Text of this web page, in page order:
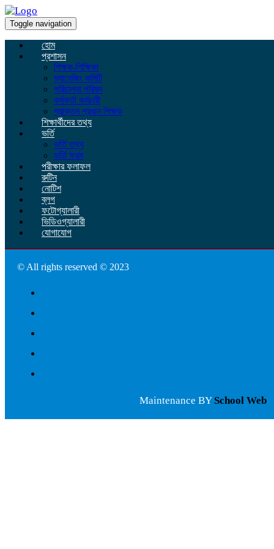
Toggle navigation
হোম
প্রশাসন
শিক্ষক-শিক্ষিকা
ম্যানেজিং কমিটি
পরিচালনা পরিষদ
কর্মকর্তা কর্মচারী
প্রাক্তন প্রধান শিক্ষক
শিক্ষার্থীদের তথ্য
ভর্তি
ভর্তি তথ্য
ভর্তি ফরম
পরীক্ষার ফলাফল
রুটিন
নোটিশ
ব্লগ
ফটোগ্যালারী
ভিডিওগ্যালারী
যোগাযোগ
© All rights reserved © 2023
Maintenance BY School Web